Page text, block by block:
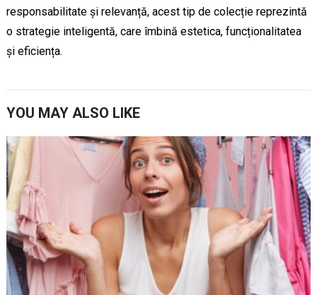
responsabilitate și relevanță, acest tip de colecție reprezintă
o strategie inteligentă, care îmbină estetica, funcționalitatea
și eficiența.
YOU MAY ALSO LIKE